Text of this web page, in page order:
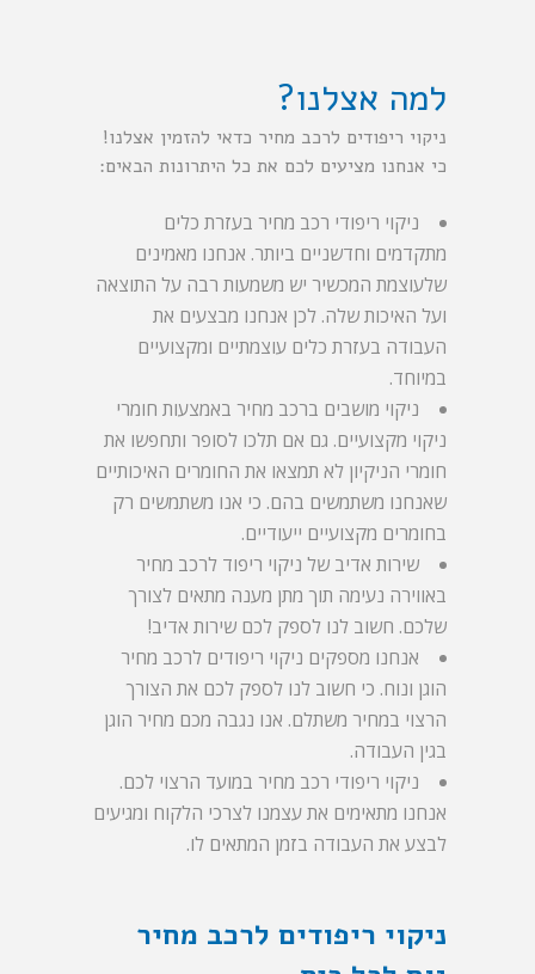
למה אצלנו?
ניקוי ריפודים לרכב מחיר כדאי להזמין אצלנו!
כי אנחנו מציעים לכם את כל היתרונות הבאים:
ניקוי ריפודי רכב מחיר בעזרת כלים
מתקדמים וחדשניים ביותר. אנחנו מאמינים
שלעוצמת המכשיר יש משמעות רבה על התוצאה
ועל האיכות שלה. לכן אנחנו מבצעים את
העבודה בעזרת כלים עוצמתיים ומקצועיים
במיוחד.
ניקוי מושבים ברכב מחיר באמצעות חומרי
ניקוי מקצועיים. גם אם תלכו לסופר ותחפשו את
חומרי הניקיון לא תמצאו את החומרים האיכותיים
שאנחנו משתמשים בהם. כי אנו משתמשים רק
בחומרים מקצועיים ייעודיים.
שירות אדיב של ניקוי ריפוד לרכב מחיר
באווירה נעימה תוך מתן מענה מתאים לצורך
שלכם. חשוב לנו לספק לכם שירות אדיב!
אנחנו מספקים ניקוי ריפודים לרכב מחיר
הוגן ונוח. כי חשוב לנו לספק לכם את הצורך
הרצוי במחיר משתלם. אנו נגבה מכם מחיר הוגן
בגין העבודה.
ניקוי ריפודי רכב מחיר במועד הרצוי לכם.
אנחנו מתאימים את עצמנו לצרכי הלקוח ומגיעים
לבצע את העבודה בזמן המתאים לו.
ניקוי ריפודים לרכב מחיר